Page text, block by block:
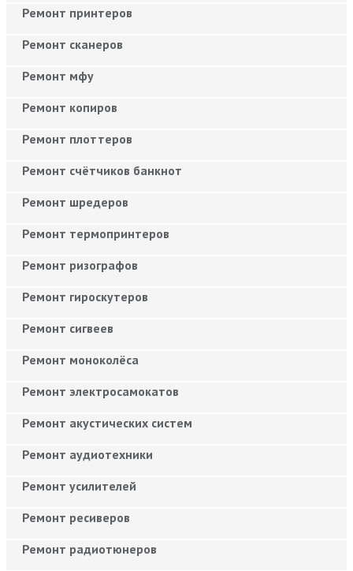
Ремонт принтеров
Ремонт сканеров
Ремонт мфу
Ремонт копиров
Ремонт плоттеров
Ремонт счётчиков банкнот
Ремонт шредеров
Ремонт термопринтеров
Ремонт ризографов
Ремонт гироскутеров
Ремонт сигвеев
Ремонт моноколёса
Ремонт электросамокатов
Ремонт акустических систем
Ремонт аудиотехники
Ремонт усилителей
Ремонт ресиверов
Ремонт радиотюнеров